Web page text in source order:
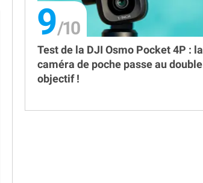
9
Test de la DJI Osmo Pocket 4P : la
caméra de poche passe au double
objectif !